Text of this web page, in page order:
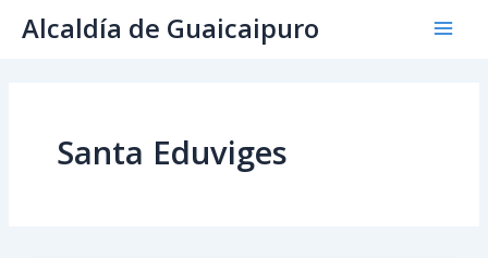
Alcaldía de Guaicaipuro
Main
Santa Eduviges